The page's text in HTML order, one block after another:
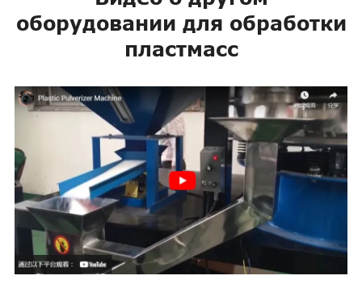
оборудовании для обработки
пластмасс